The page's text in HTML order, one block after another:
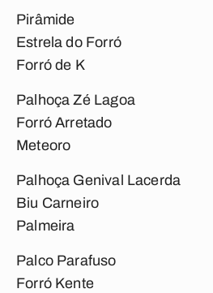
Pirâmide
Estrela do Forró
Forró de K
Palhoça Zé Lagoa
Forró Arretado
Meteoro
Palhoça Genival Lacerda
Biu Carneiro
Palmeira
Palco Parafuso
Forró Kente